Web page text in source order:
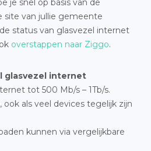
je snel op basis van de
site van jullie gemeente
status van glasvezel internet
overstappen naar Ziggo.
glasvezel internet
tot 500 Mb/s – 1Tb/s.
ook als veel devices tegelijk zijn
kunnen via vergelijkbare